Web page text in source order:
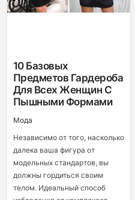
10 Базовых
Предметов Гардероба
Для Всех Женщин С
Пышными Формами
Мода
Независимо от того, насколько
далека ваша фигура от
модельных стандартов, вы
должны гордиться своим
телом. Идеальный способ